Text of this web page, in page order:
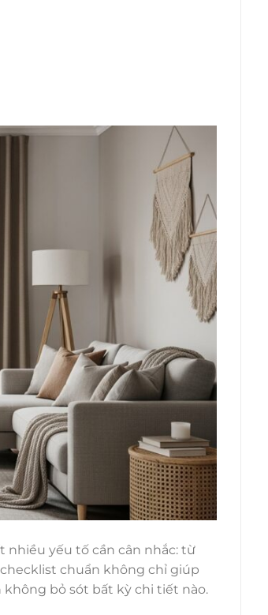
nhiều yếu tố cần cân nhắc: từ
chuẩn không chỉ giúp
bỏ sót bất kỳ chi tiết nào.